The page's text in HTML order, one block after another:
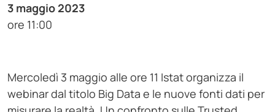
3 maggio 2023
ore 11:00
Mercoledì 3 maggio alle ore 11 Istat organizza il
webinar dal titolo Big Data e le nuove fonti dati per